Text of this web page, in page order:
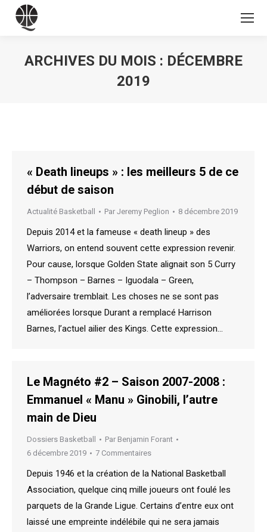
ARCHIVES DU MOIS : DÉCEMBRE
2019
« Death lineups » : les meilleurs 5 de ce
début de saison
Actualité Basketball Par Jeremy Peglion 8 décembre 2019
Depuis 2014 et la fameuse « death lineup » des
Warriors, on entend souvent cette expression revenir.
Pour cause, lorsque Golden State alignait son 5 Curry
– Thompson – Barnes – Iguodala – Green,
l’adversaire tremblait. Les choses ne se sont pas
améliorées lorsque Durant a remplacé Harrison
Barnes, l’actuel ailier des Kings. Cette expression…
Le Magnéto #2 – Saison 2007-2008 :
Emmanuel « Manu » Ginobili, l’autre
main de Dieu
Dossiers Basketball Par Benjamin Forant
6 décembre 2019
7 Commentaires
Depuis 1946 et la création de la National Basketball
Association, quelque cinq mille joueurs ont foulé les
parquets de la Grande Ligue. Certains d’entre eux ont
laissé une empreinte indélébile qui ne sera jamais